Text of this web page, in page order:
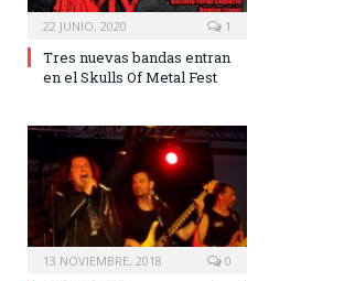
22 JUNIO, 2020 1
Tres nuevas bandas entran
en el Skulls Of Metal Fest
13 NOVIEMBRE, 2018 0